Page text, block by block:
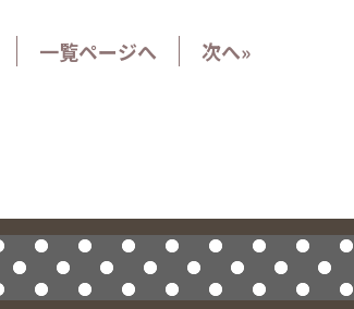
一覧ページへ 次へ»